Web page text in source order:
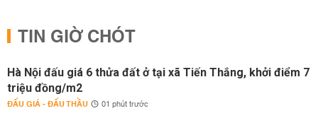
TIN GIỜ CHÓT
Hà Nội đấu giá 6 thửa đất ở tại xã Tiến Thắng, khởi điểm 7
triệu đồng/m2
ĐẤU GIÁ - ĐẤU THẦU 01 phút trước